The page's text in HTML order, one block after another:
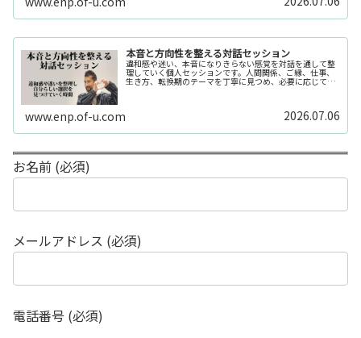
本音と方向性を整える対話セッション
違和感や迷い、本音になりきらない感覚を対話を通して整
理していく個人セッションです。人間関係、ご縁、仕事、
生き方、転換期のテーマを丁寧に見つめ、必要に応じてカ
www.enp.of-u.com 2026.07.06
お名前 (必須)
メールアドレス (必須)
電話番号 (必須)